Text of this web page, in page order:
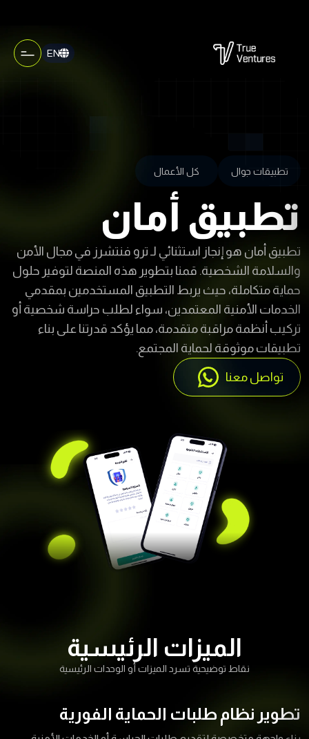
تطبيق أمان
تطبيق أمان هو إنجاز استثنائي لـ ترو فنتشرز في مجال الأمن
والسلامة الشخصية. قمنا بتطوير هذه المنصة لتوفير حلول
حماية متكاملة، حيث يربط التطبيق المستخدمين بمقدمي
الخدمات الأمنية المعتمدين، سواء لطلب حراسة شخصية أو
تركيب أنظمة مراقبة متقدمة، مما يؤكد قدرتنا على بناء
تطبيقات موثوقة لحماية المجتمع.
تواصل معنا
نقاط توضيحية تسرد الميزات أو الوحدات الرئيسية
بناء واجهة متخصصة لتقديم طلبات الحراسة أو الخدمات الأمنية
الأخرى، مع تحديد الموقع الجغرافي ونوع الخطر بدقة لضمان سرعة